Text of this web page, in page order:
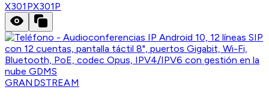
X301PX301P
GRANDSTREAM